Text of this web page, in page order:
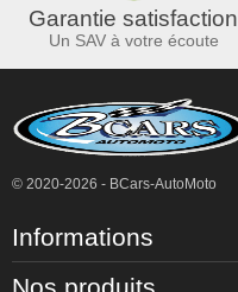
Garantie satisfaction
Un SAV à votre écoute
© 2020-2026 - BCars-AutoMoto
Informations
Nos produits